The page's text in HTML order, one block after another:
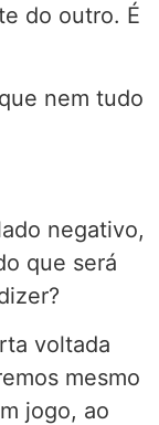
do outro. É
nem tudo
negativo,
que será
voltada
mesmo
jogo, ao